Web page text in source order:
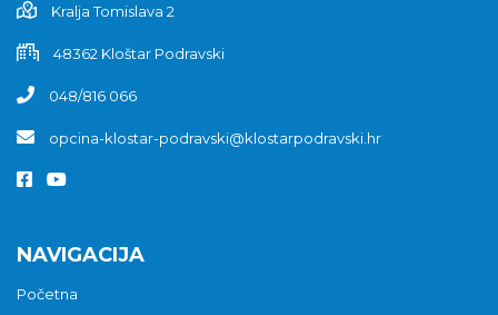
Kralja Tomislava 2
48362 Kloštar Podravski
048/816 066
opcina-klostar-podravski@klostarpodravski.hr
NAVIGACIJA
Početna